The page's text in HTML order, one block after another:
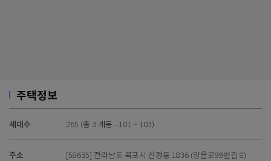
주택정보
세대수 265 (총 3 개동 - 101 ~ 103)
주소 [58635] 전라남도 목포시 산정동 1836 (양을로99번길 8)